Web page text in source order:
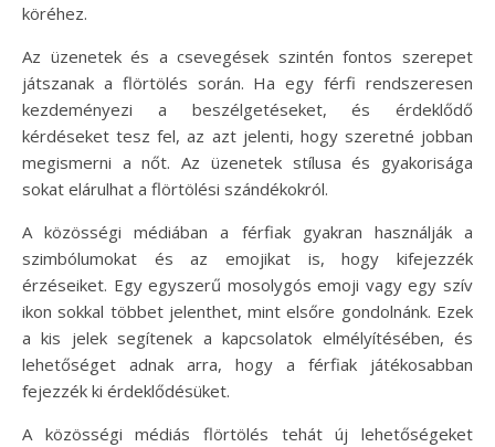
köréhez.
Az üzenetek és a csevegések szintén fontos szerepet
játszanak a flörtölés során. Ha egy férfi rendszeresen
kezdeményezi a beszélgetéseket, és érdeklődő
kérdéseket tesz fel, az azt jelenti, hogy szeretné jobban
megismerni a nőt. Az üzenetek stílusa és gyakorisága
sokat elárulhat a flörtölési szándékokról.
A közösségi médiában a férfiak gyakran használják a
szimbólumokat és az emojikat is, hogy kifejezzék
érzéseiket. Egy egyszerű mosolygós emoji vagy egy szív
ikon sokkal többet jelenthet, mint elsőre gondolnánk. Ezek
a kis jelek segítenek a kapcsolatok elmélyítésében, és
lehetőséget adnak arra, hogy a férfiak játékosabban
fejezzék ki érdeklődésüket.
A közösségi médiás flörtölés tehát új lehetőségeket